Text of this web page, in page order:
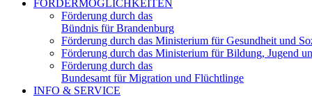
FÖRDERMÖGLICHKEITEN
Förderung durch das
Bündnis für Brandenburg
Förderung durch das Ministerium für Gesundheit und
Förderung durch das Ministerium für Bildung, Jugend
Förderung durch das
Bundesamt für Migration und Flüchtlinge
INFO & SERVICE